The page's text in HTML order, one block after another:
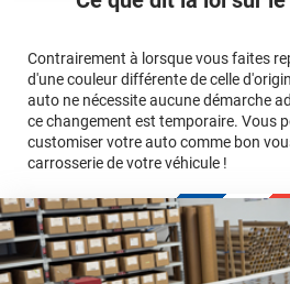
Contrairement à lorsque vous faites
d'une couleur différente de celle
auto ne nécessite aucune démarche
ce changement est temporaire. Vous
customiser votre auto comme bon
carrosserie de votre véhicule !
avant jusqu'au bas du parechoc
Multipliez ce résultat par 3.
commerciaux
Le covering protège la peinture
Le covering peut s'enlever à tout
Le covering revient moins cher
covering 3D